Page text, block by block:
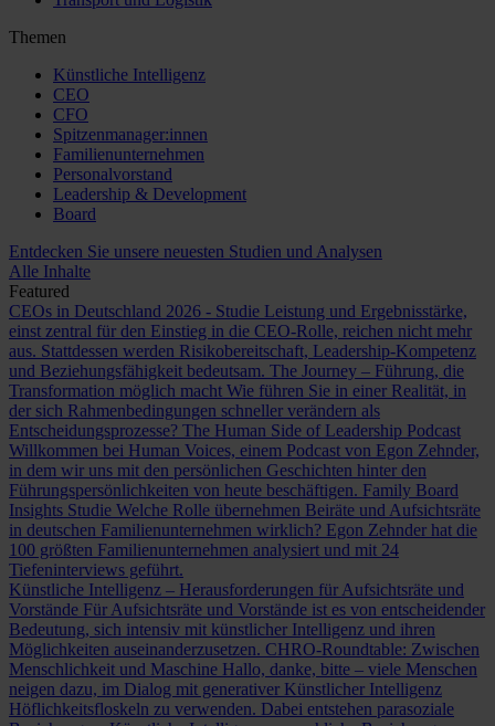
Themen
Künstliche Intelligenz
CEO
CFO
Spitzenmanager:innen
Familienunternehmen
Personalvorstand
Leadership & Development
Board
Entdecken Sie unsere neuesten Studien und Analysen
Alle Inhalte
Featured
CEOs in Deutschland 2026 - Studie Leistung und Ergebnisstärke,
einst zentral für den Einstieg in die CEO-Rolle, reichen nicht mehr
aus. Stattdessen werden Risikobereitschaft, Leadership-Kompetenz
und Beziehungsfähigkeit bedeutsam. The Journey – Führung, die
Transformation möglich macht Wie führen Sie in einer Realität, in
der sich Rahmenbedingungen schneller verändern als
Entscheidungsprozesse? The Human Side of Leadership Podcast
Willkommen bei Human Voices, einem Podcast von Egon Zehnder,
in dem wir uns mit den persönlichen Geschichten hinter den
Führungspersönlichkeiten von heute beschäftigen. Family Board
Insights Studie Welche Rolle übernehmen Beiräte und Aufsichtsräte
in deutschen Familienunternehmen wirklich? Egon Zehnder hat die
100 größten Familienunternehmen analysiert und mit 24
Tiefeninterviews geführt.
Künstliche Intelligenz – Herausforderungen für Aufsichtsräte und
Vorstände Für Aufsichtsräte und Vorstände ist es von entscheidender
Bedeutung, sich intensiv mit künstlicher Intelligenz und ihren
Möglichkeiten auseinanderzusetzen. CHRO-Roundtable: Zwischen
Menschlichkeit und Maschine Hallo, danke, bitte – viele Menschen
neigen dazu, im Dialog mit generativer Künstlicher Intelligenz
Höflichkeitsfloskeln zu verwenden. Dabei entstehen parasoziale